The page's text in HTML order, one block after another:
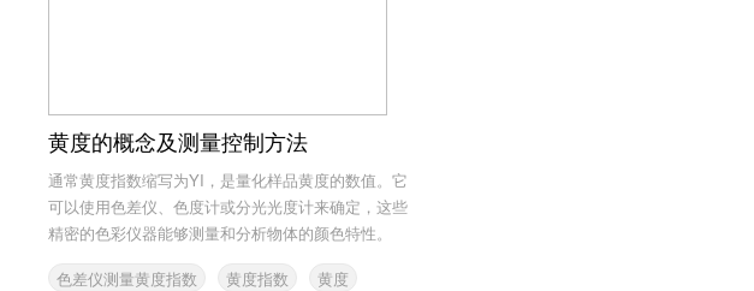
黄度的概念及测量控制方法
通常黄度指数缩写为YI，是量化样品黄度的数值。它
可以使用色差仪、色度计或分光光度计来确定，这些
精密的色彩仪器能够测量和分析物体的颜色特性。
色差仪测量黄度指数
黄度指数 黄度